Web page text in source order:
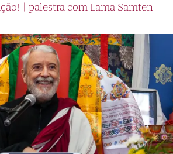
| palestra com Lama Samten